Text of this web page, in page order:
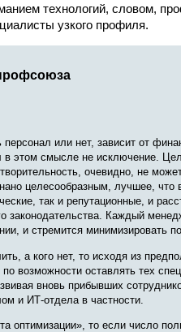
технологий, словом,
узкого профиля.
или нет, зависит от
в этом смысле не исключение.
очевидно, не
целесообразным, лучшее,
так и репутационные, и
законодательства. Каждый
и стремится минимизировать
а кого нет, то исходя из
возможности оставлять тех
вновь прибывших
и ИТ-отдела в частности.
оптимизации», то если число